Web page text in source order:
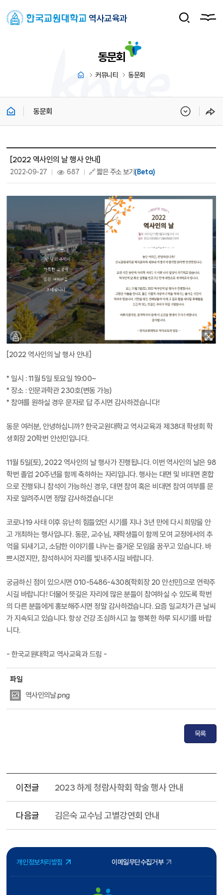
역사교육과
동문회
커뮤니티 동문회
동문회
[2022 역사인의 날 행사 안내]
2022-09-27 687 🔗 짧은 주소 보기(Beta)
[2022 역사인의 날 행사 안내]
* 일시 : 11월 5일 토요일 19:00~
* 장소 : 인문과학관 230호(변동 가능)
* 참여를 원하실 경우 문자로 답 주시면 감사하겠습니다!
동문 여러분, 안녕하십니까? 한국교원대학교 역사교육과 제38대 학생회 학
생회장 20학번 안선민입니다.
11월 5일(토), 2022 역사인의 날 행사가 진행됩니다. 이번 역사인의 날은 98
학번 졸업 20주년을 함께 축하하는 자리입니다. 행사는 대면 및 비대면 혼합
으로 진행되니 참석이 가능하신 경우, 대면 참여 혹은 비대면 참여 여부를 문
자로 알려주시면 정말 감사하겠습니다!
코로나19 사태 이후 유난히 힘들었던 시기를 지나 3년 만에 다시 희망을 안
고 개최하는 행사입니다. 동문, 교수님, 재학생들이 함께 모여 교정에서의 추
억을 되새기고, 소담한 이야기를 나누는 즐거운 모임을 꿈꾸고 있습니다. 바
쁘시겠지만, 참석하시어 자리를 빛내주시길 바랍니다.
궁금하신 점이 있으시면 010-5486-4308(학회장 20 안선민)으로 연락주
시길 바랍니다! 더불어 뜻깊은 자리에 많은 분들이 참여하실 수 있도록 학번
의 다른 분들에게 홍보해주시면 정말 감사하겠습니다. 요즘 일교차가 큰 날씨
가 지속되고 있습니다. 항상 건강 조심하시고 늘 행복한 하루 되시기를 바랍
니다.
- 한국교원대학교 역사교육과 드림 -
파일
역사인의날.png
목록
이전글 2023 하계 청람사학회 학술 행사 안내
다음글 김은숙 교수님 고별강연회 안내
개인정보처리방침 이메일무단수집거부